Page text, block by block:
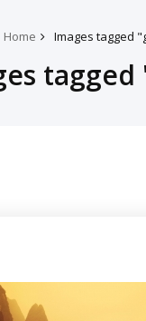
Home Images tagged